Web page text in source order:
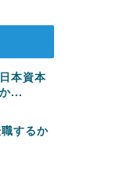
本資本
...
するか